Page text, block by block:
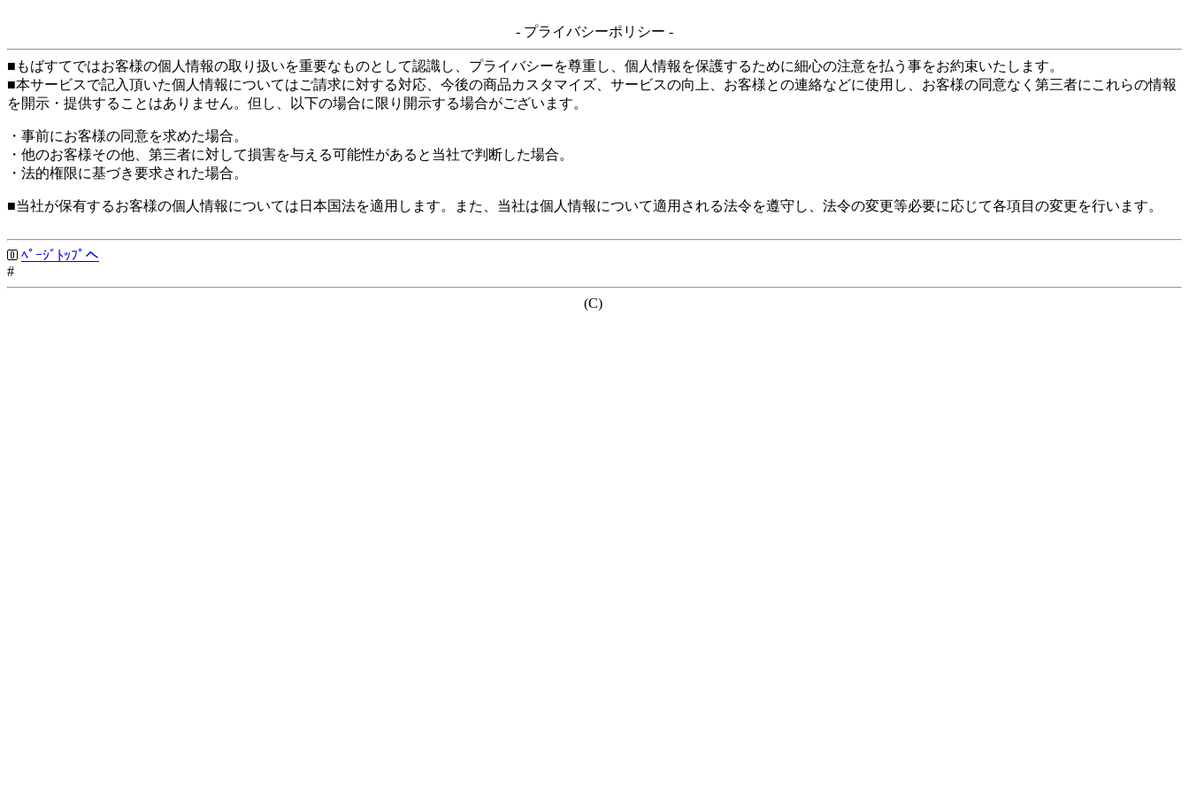
- プライバシーポリシー -
■もばすてではお客様の個人情報の取り扱いを重要なものとして認識し、プライバシーを尊重し、個人情報を保護するために細心の注意を払う事をお約束いたします。
■本サービスで記入頂いた個人情報についてはご請求に対する対応、今後の商品カスタマイズ、サービスの向上、お客様との連絡などに使用し、お客様の同意なく第三者にこれらの情報
を開示・提供することはありません。但し、以下の場合に限り開示する場合がございます。
・事前にお客様の同意を求めた場合。
・他のお客様その他、第三者に対して損害を与える可能性があると当社で判断した場合。
・法的権限に基づき要求された場合。
■当社が保有するお客様の個人情報については日本国法を適用します。また、当社は個人情報について適用される法令を遵守し、法令の変更等必要に応じて各項目の変更を行います。
ﾍﾟｰｼﾞﾄｯﾌﾟへ
#
(C)